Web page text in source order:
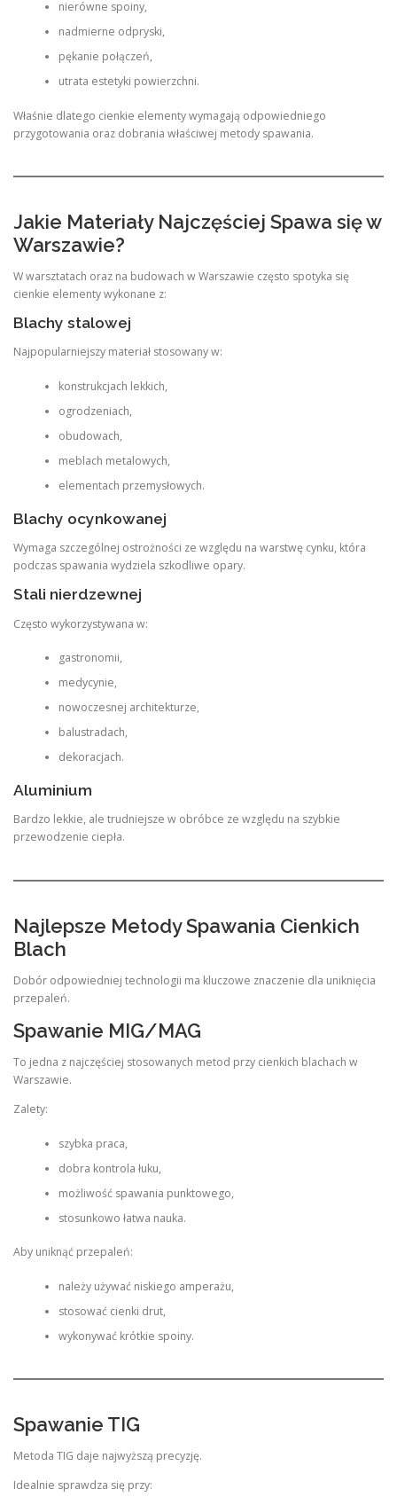
nierówne spoiny,
nadmierne odpryski,
pękanie połączeń,
utrata estetyki powierzchni.
Właśnie dlatego cienkie elementy wymagają odpowiedniego
przygotowania oraz dobrania właściwej metody spawania.
Jakie Materiały Najczęściej Spawa się w
Warszawie?
W warsztatach oraz na budowach w Warszawie często spotyka się
cienkie elementy wykonane z:
Blachy stalowej
Najpopularniejszy materiał stosowany w:
konstrukcjach lekkich,
ogrodzeniach,
obudowach,
meblach metalowych,
elementach przemysłowych.
Blachy ocynkowanej
Wymaga szczególnej ostrożności ze względu na warstwę cynku, która
podczas spawania wydziela szkodliwe opary.
Stali nierdzewnej
Często wykorzystywana w:
gastronomii,
medycynie,
nowoczesnej architekturze,
balustradach,
dekoracjach.
Aluminium
Bardzo lekkie, ale trudniejsze w obróbce ze względu na szybkie
przewodzenie ciepła.
Najlepsze Metody Spawania Cienkich
Blach
Dobór odpowiedniej technologii ma kluczowe znaczenie dla uniknięcia
przepaleń.
Spawanie MIG/MAG
To jedna z najczęściej stosowanych metod przy cienkich blachach w
Warszawie.
Zalety:
szybka praca,
dobra kontrola łuku,
możliwość spawania punktowego,
stosunkowo łatwa nauka.
Aby uniknąć przepaleń:
należy używać niskiego amperażu,
stosować cienki drut,
wykonywać krótkie spoiny.
Spawanie TIG
Metoda TIG daje najwyższą precyzję.
Idealnie sprawdza się przy: